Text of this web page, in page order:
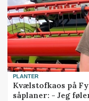
PLANTER
Kvælstofkaos på
såplaner: - Jeg